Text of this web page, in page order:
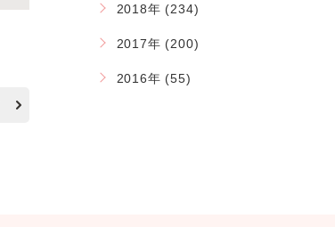
2018年 (234)
2017年 (200)
2016年 (55)